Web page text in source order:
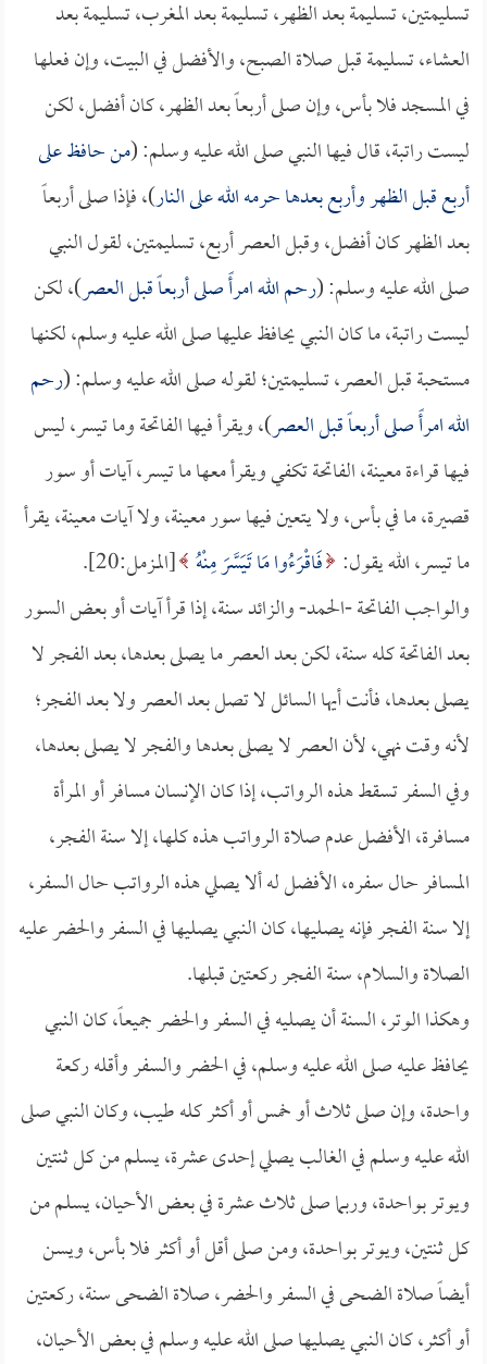
تسليمتين، تسليمة بعد الظهر، تسليمة بعد المغرب، تسليمة بعد
العشاء، تسليمة قبل صلاة الصبح، والأفضل في البيت، وإن فعلها
في المسجد فلا بأس، وإن صلى أربعاً بعد الظهر، كان أفضل، لكن
ليست راتبة، قال فيها النبي صلى الله عليه وسلم: (من حافظ على
أربع قبل الظهر وأربع بعدها حرمه الله على النار)، فإذا صلى أربعاً
بعد الظهر كان أفضل، وقبل العصر أربع، تسليمتين، لقول النبي
صلى الله عليه وسلم: (رحم الله امرأً صلى أربعاً قبل العصر)، لكن
ليست راتبة، ما كان النبي يحافظ عليها صلى الله عليه وسلم، لكنها
مستحبة قبل العصر، تسليمتين؛ لقوله صلى الله عليه وسلم: (رحم
الله امرأً صلى أربعاً قبل العصر)، ويقرأ فيها الفاتحة وما تيسر، ليس
فيها قراءة معينة، الفاتحة تكفي ويقرأ معها ما تيسر، آيات أو سور
قصيرة، ما في بأس، ولا يتعين فيها سور معينة، ولا آيات معينة، يقرأ
ما تيسر، الله يقول: فَاقْرَءُوا مَا تَيَسَّرَ مِنْهُ [المزمل:20].
والواجب الفاتحة -الحمد- والزائد سنة، إذا قرأ آيات أو بعض السور
بعد الفاتحة كله سنة، لكن بعد العصر ما يصلى بعدها، بعد الفجر لا
يصلى بعدها، فأنت أيها السائل لا تصل بعد العصر ولا بعد الفجر؛
لأنه وقت نهي، لأن العصر لا يصلى بعدها والفجر لا يصلى بعدها،
وفي السفر تسقط هذه الرواتب، إذا كان الإنسان مسافر أو المرأة
مسافرة، الأفضل عدم صلاة الرواتب هذه كلها، إلا سنة الفجر،
المسافر حال سفره، الأفضل له ألا يصلي هذه الرواتب حال السفر،
إلا سنة الفجر فإنه يصليها، كان النبي يصليها في السفر والحضر عليه
الصلاة والسلام، سنة الفجر ركعتين قبلها.
وهكذا الوتر، السنة أن يصليه في السفر والحضر جميعاً، كان النبي
يحافظ عليه صلى الله عليه وسلم، في الحضر والسفر وأقله ركعة
واحدة، وإن صلى ثلاث أو خمس أو أكثر كله طيب، وكان النبي صلى
الله عليه وسلم في الغالب يصلي إحدى عشرة، يسلم من كل ثنتين
ويوتر بواحدة، وربما صلى ثلاث عشرة في بعض الأحيان، يسلم من
كل ثنتين، ويوتر بواحدة، ومن صلى أقل أو أكثر فلا بأس، ويسن
أيضاً صلاة الضحى في السفر والحضر، صلاة الضحى سنة، ركعتين
أو أكثر، كان النبي يصليها صلى الله عليه وسلم في بعض الأحيان،